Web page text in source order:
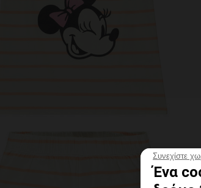
Συνεχίστε
Ένα